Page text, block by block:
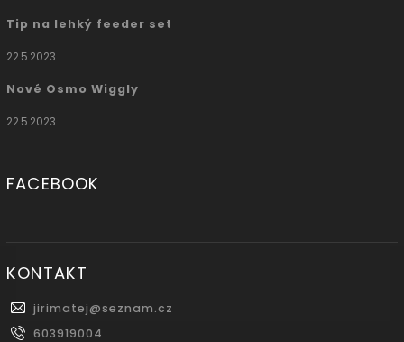
Tip na lehký feeder set
22.5.2023
Nové Osmo Wiggly
22.5.2023
FACEBOOK
KONTAKT
jirimatej@seznam.cz
603919004